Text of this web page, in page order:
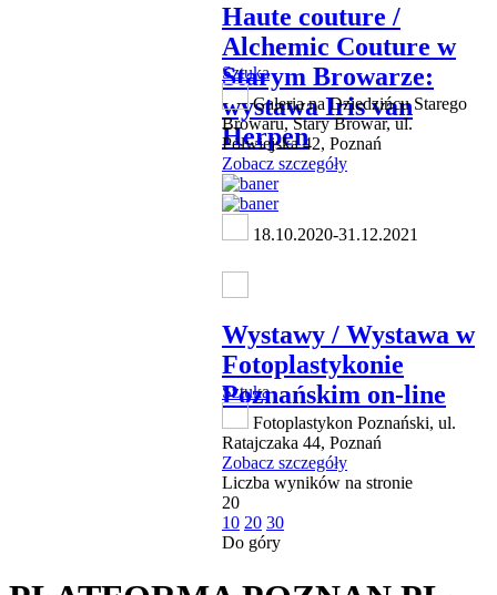
Haute couture /
Alchemic Couture w
Starym Browarze:
wystawa Iris van
Herpen
Sztuka
Galeria na Dziedzińcu Starego
Browaru, Stary Browar, ul.
Półwiejska 42, Poznań
Zobacz szczegóły
18.10.2020-31.12.2021
Wystawy / Wystawa w
Fotoplastykonie
Poznańskim on-line
Sztuka
Fotoplastykon Poznański, ul.
Ratajczaka 44, Poznań
Zobacz szczegóły
Liczba wyników na stronie
20
10 20 30
Do góry